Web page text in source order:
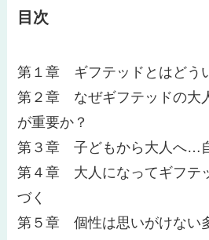
目次
第１章 ギフテッドとはどう
第２章 なぜギフテッドの大
が重要か？
第３章 子どもから大人へ…
第４章 大人になってギフテ
づく
第５章 個性は思いがけない